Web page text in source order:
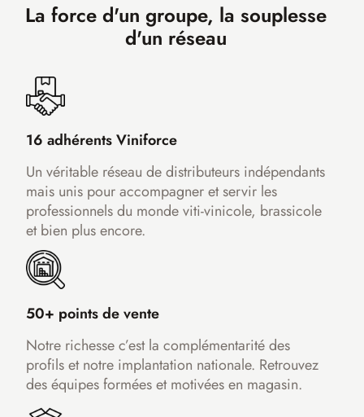
La force d'un groupe, la souplesse
d'un réseau
16 adhérents Viniforce
Un véritable réseau de distributeurs indépendants
mais unis pour accompagner et servir les
professionnels du monde viti-vinicole, brassicole
et bien plus encore.
50+ points de vente
Notre richesse c’est la complémentarité des
profils et notre implantation nationale. Retrouvez
des équipes formées et motivées en magasin.